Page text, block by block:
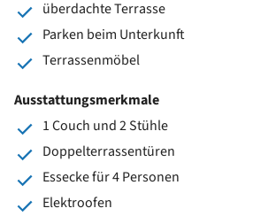
überdachte Terrasse
Parken beim Unterkunft
Terrassenmöbel
Ausstattungsmerkmale
1 Couch und 2 Stühle
Doppelterrassentüren
Essecke für 4 Personen
Elektroofen